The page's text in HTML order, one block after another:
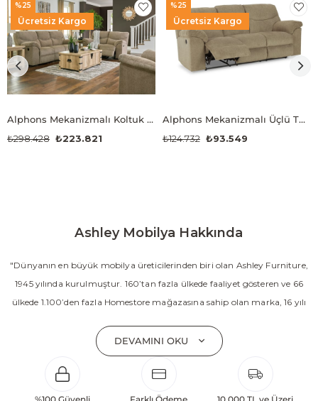
Alphons Mekanizmalı Koltuk Takımı (3+2+1)
₺223.821
₺298.428
Ücretsiz Kargo
%25
Alphons Mekanizmalı Üçlü TV Koltuğu
₺93.549
₺124.732
Ücretsiz Kargo
%25
Ashley Mobilya Hakkında
"Dünyanın en büyük mobilya üreticilerinden biri olan Ashley Furniture,
1945 yılında kurulmuştur. 160’tan fazla ülkede faaliyet gösteren ve 66
ülkede 1.100’den fazla Homestore mağazasına sahip olan marka, 16 yılı
yatak odası, oturma odası, yemek odası, home ofis ve ev dekorasyon
aksesuarları dahil olmak üzere 20’den fazla ürün kategorisinde geniş bir
koleksiyon sunmaktadır. Sabit ve hareketli koltuklar, yataklar, bahçe
mobilyaları ve demonte ürün grupları ile ürün yelpazesini sürekli
DEVAMINI OKU